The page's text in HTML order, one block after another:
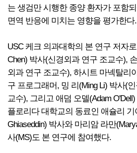
는 생검만 시행한 종양 환자가 포함
면역 반응에 미치는 영향을 평가한다.
USC 케크 의과대학의 본 연구 저자
Chen) 박사(신경외과 연구 조교수),
외과 연구 조교수), 하시트 마넥탈리
구 프로그래머, 밍 리(Ming Li) 박사(
교수), 그리고 애덤 오델(Adam
플로리다 대학교의 동료인 애슐리 기
Ghiaseddin) 박사와 마리암 라만
사(MS)도 본 연구에 참여했다.